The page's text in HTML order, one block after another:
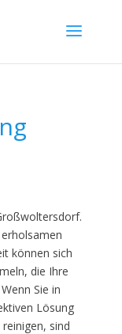
können sich
die Ihre
Sie in
Lösung
sind